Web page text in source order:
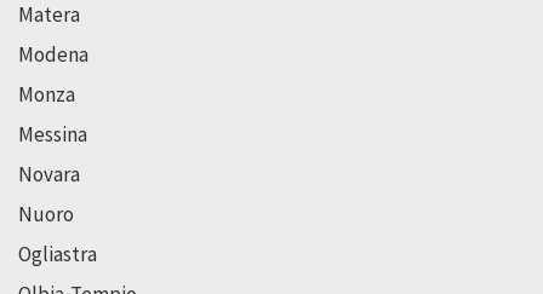
Matera
Modena
Monza
Messina
Novara
Nuoro
Ogliastra